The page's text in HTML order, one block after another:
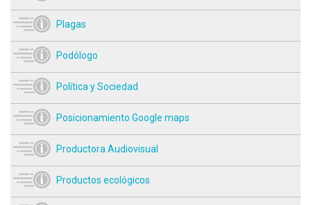
Plagas
Podólogo
Política y Sociedad
Posicionamiento Google maps
Productora Audiovisual
Productos ecológicos